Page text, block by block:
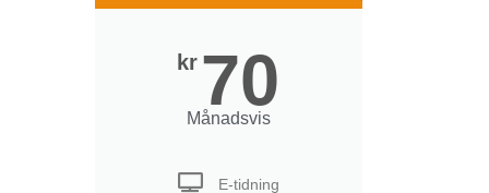
kr 70
Månadsvis
E-tidning